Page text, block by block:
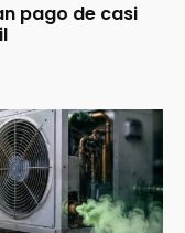
pago de casi